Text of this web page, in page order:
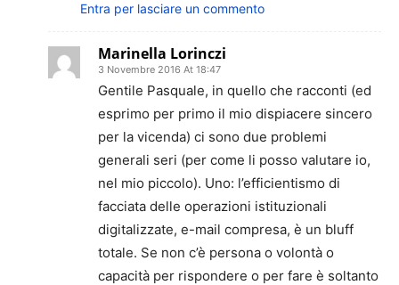
Entra per lasciare un commento
Marinella Lorinczi
3 Novembre 2016 At 18:47
Gentile Pasquale, in quello che racconti (ed
esprimo per primo il mio dispiacere sincero
per la vicenda) ci sono due problemi
generali seri (per come li posso valutare io,
nel mio piccolo). Uno: l’efficientismo di
facciata delle operazioni istituzionali
digitalizzate, e-mail compresa, è un bluff
totale. Se non c’è persona o volontà o
capacità per rispondere o per fare è soltanto